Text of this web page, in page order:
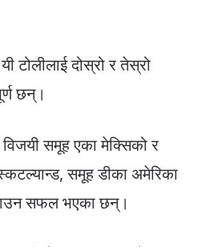
दोस्रो र तेस्रो
छन्।
समूह एका मेक्सिको र
समूह डीका अमेरिका
सफल भएका छन्।